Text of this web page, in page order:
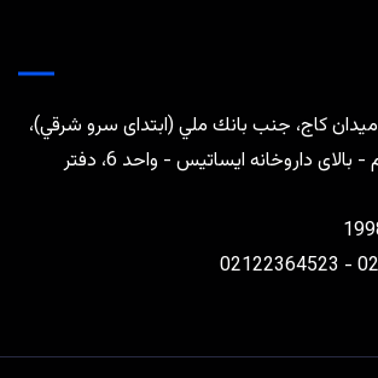
ميدان كاج، جنب بانك ملي (ابتدای سرو شرقي)،
پلاک 165،طبقه دوم - بالای داروخانه ایساتیس - واحد 6، دفتر